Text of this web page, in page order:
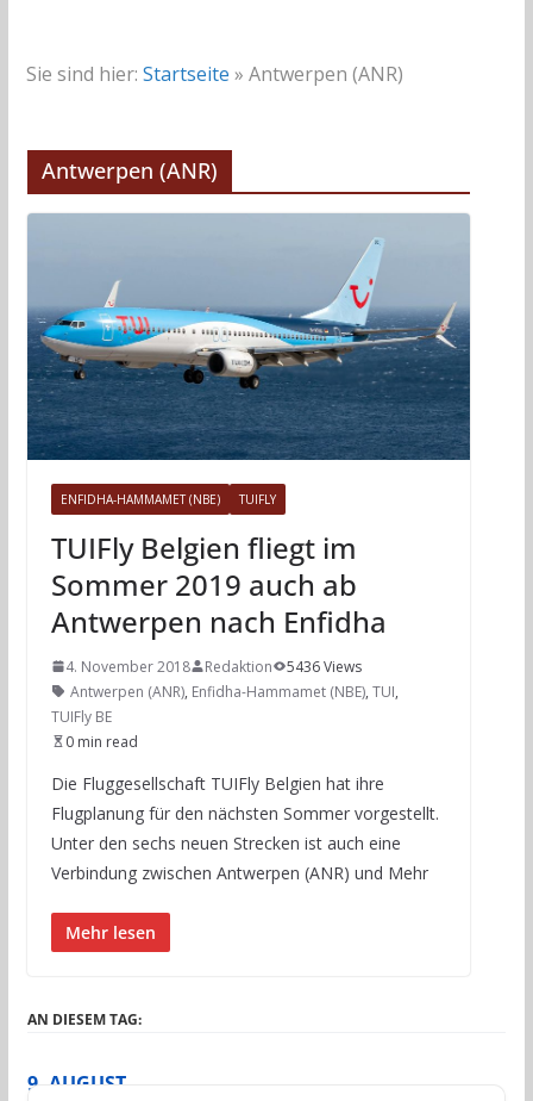
Sie sind hier: Startseite » Antwerpen (ANR)
Antwerpen (ANR)
ENFIDHA-HAMMAMET (NBE) TUIFLY
TUIFly Belgien fliegt im
Sommer 2019 auch ab
Antwerpen nach Enfidha
4. November 2018 Redaktion
5436 Views
Antwerpen (ANR), Enfidha-Hammamet (NBE), TUI,
TUIFly BE
0 min read
Die Fluggesellschaft TUIFly Belgien hat ihre
Flugplanung für den nächsten Sommer vorgestellt.
Unter den sechs neuen Strecken ist auch eine
Verbindung zwischen Antwerpen (ANR) und Mehr
Mehr lesen
AN DIESEM TAG:
9. AUGUST